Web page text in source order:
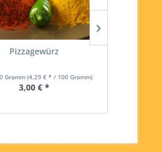
Pizzagewürz
Gramm (4,29 € * / 100 Gramm)
3,00 € *